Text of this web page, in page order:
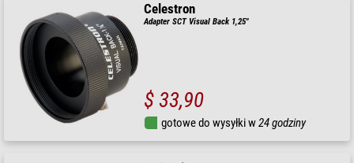
Celestron
Adapter SCT Visual Back 1,25"
$ 33,90
gotowe do wysyłki w24 godziny